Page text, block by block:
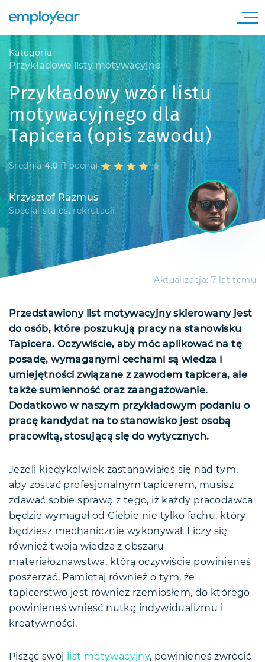
Kategoria:
Przykładowe listy motywacyjne
Przykładowy wzór listu
motywacyjnego dla
Tapicera (opis zawodu)
Średnia4.0(1 ocena)
Krzysztof Razmus
Specjalista ds. rekrutacji
Aktualizacja: 7 lat temu
Przedstawiony list motywacyjny skierowany jest
do osób, które poszukują pracy na stanowisku
Tapicera. Oczywiście, aby móc aplikować na tę
posadę, wymaganymi cechami są wiedza i
umiejętności związane z zawodem tapicera, ale
także sumienność oraz zaangażowanie.
Dodatkowo w naszym przykładowym podaniu o
pracę kandydat na to stanowisko jest osobą
pracowitą, stosującą się do wytycznych.
Jeżeli kiedykolwiek zastanawiałeś się nad tym,
aby zostać profesjonalnym tapicerem, musisz
zdawać sobie sprawę z tego, iż każdy pracodawca
będzie wymagał od Ciebie nie tylko fachu, który
będziesz mechanicznie wykonywał. Liczy się
również twoja wiedza z obszaru
materiałoznawstwa, którą oczywiście powinieneś
poszerzać. Pamiętaj również o tym, że
tapicerstwo jest również rzemiosłem, do którego
powinieneś wnieść nutkę indywidualizmu i
kreatywności.
Pisząc swój list motywacyjny, powinieneś zwrócić